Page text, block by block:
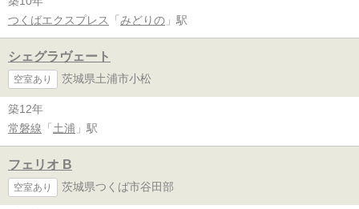
つくばエクスプレス
「 みどりの 」駅
シェグラヴェート
空室あり 茨城県土浦市小松
築12年
常磐線 「 土浦 」駅
フェリオ B
空室あり 茨城県つくば市谷田部